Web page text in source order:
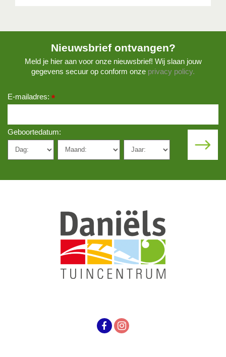
Nieuwsbrief ontvangen?
Meld je hier aan voor onze nieuwsbrief! Wij slaan jouw
gegevens secuur op conform onze privacy policy.
E-mailadres: *
Geboortedatum: